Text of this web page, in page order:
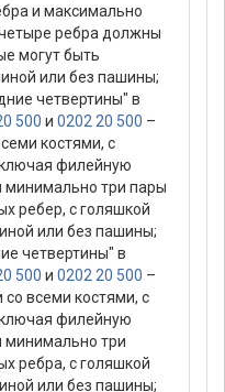
и максимально
ребра должны
могут быть
или без пашины;
четвертины" в
500 и 0202 20 500 –
костями, с
филейную
три пары
ребер, с голяшкой
или без пашины;
четвертины" в
500 и 0202 20 500 –
всеми костями, с
филейную
три
ребра, с голяшкой
или без пашины;